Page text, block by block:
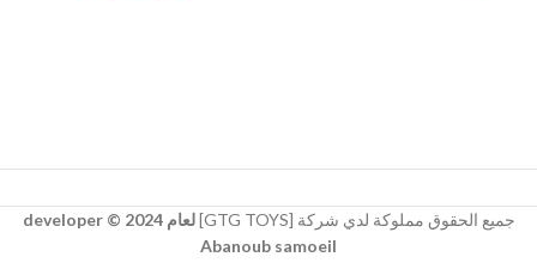
جميع الحقوق مملوكة لدي شركة [GTG TOYS]
لعام 2024 © developer
Abanoub samoeil